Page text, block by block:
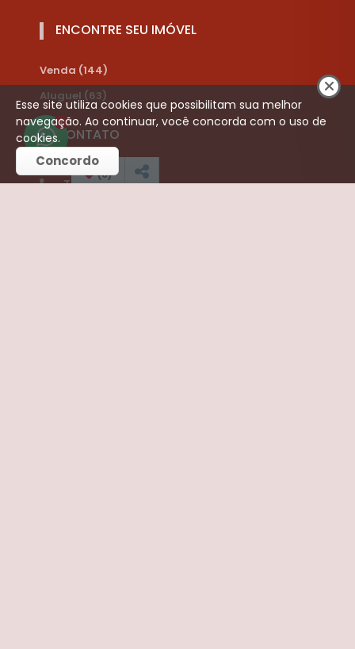
ENCONTRE SEU IMÓVEL
Venda (144)
Aluguel (63)
CONTATO
Telefone:
1
(0)
Esse site utiliza cookies que possibilitam sua melhor
navegação. Ao continuar, você concorda com o uso de
cookies.
Concordo